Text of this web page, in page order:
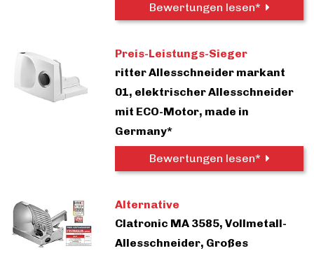
Bewertungen lesen*
Preis-Leistungs-Sieger
ritter Allesschneider markant
01, elektrischer Allesschneider
mit ECO-Motor, made in
Germany*
Bewertungen lesen*
Alternative
Clatronic MA 3585, Vollmetall-
Allesschneider, Großes